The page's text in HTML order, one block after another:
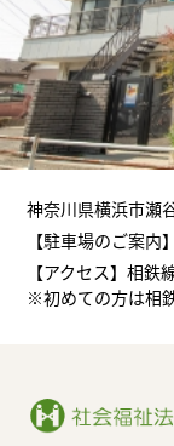
神奈川県横浜市瀬
【駐車場のご案内
【アクセス】相
※初めての方は相